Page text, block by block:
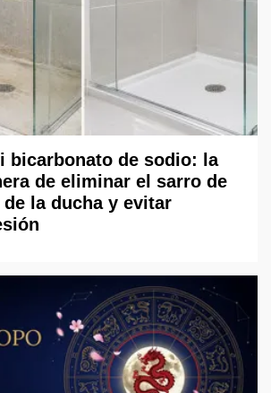
bicarbonato de sodio: la
de eliminar el sarro de
la ducha y evitar